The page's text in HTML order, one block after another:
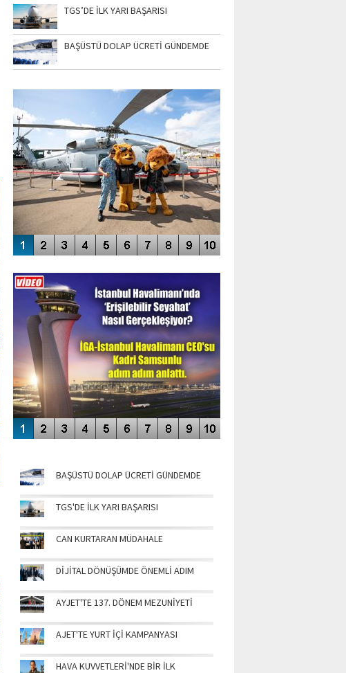
TGS’DE İLK YARI BAŞARISI
BAŞÜSTÜ DOLAP ÜCRETİ GÜNDEMDE
SİNGAPUR AIRSHOW-2020
ENGELLERİN AŞILDIĞI HAVALİMANI
BAŞÜSTÜ DOLAP ÜCRETİ GÜNDEMDE
TGS'DE İLK YARI BAŞARISI
CAN KURTARAN MÜDAHALE
DİJİTAL DÖNÜŞÜMDE ÖNEMLİ ADIM
AYJET'TE 137. DÖNEM MEZUNİYETİ
AJET'TE YURT İÇİ KAMPANYASI
HAVA KUVVETLERİ'NDE BİR İLK